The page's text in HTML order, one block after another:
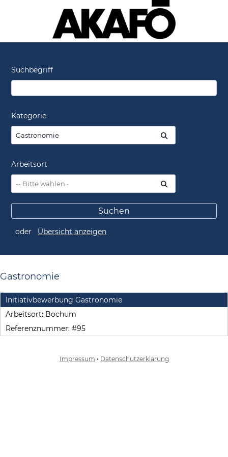
Suchbegriff
Kategorie
Gastronomie
Arbeitsort
oder Übersicht anzeigen
Gastronomie
Initiativbewerbung Gastronomie
Arbeitsort: Bochum
Referenznummer: #95
Impressum • Datenschutzerklärung